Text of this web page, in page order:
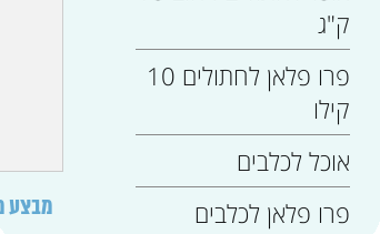
ק"ג
פרו פלאן לחתולים 10
קילו
אוכל לכלבים
פרו פלאן לכלבים